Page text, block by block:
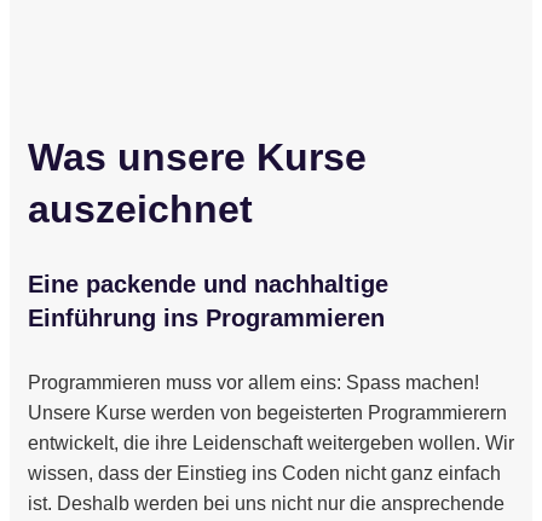
Was unsere Kurse
auszeichnet
Eine packende und nachhaltige
Einführung ins Programmieren
Programmieren muss vor allem eins: Spass machen!
Unsere Kurse werden von begeisterten Programmierern
entwickelt, die ihre Leidenschaft weitergeben wollen. Wir
wissen, dass der Einstieg ins Coden nicht ganz einfach
ist. Deshalb werden bei uns nicht nur die ansprechende